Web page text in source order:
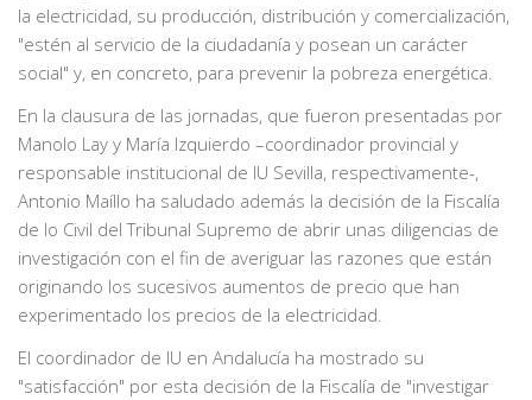
la electricidad, su producción, distribución y comercialización,
"estén al servicio de la ciudadanía y posean un carácter
social" y, en concreto, para prevenir la pobreza energética.
En la clausura de las jornadas, que fueron presentadas por
Manolo Lay y María Izquierdo –coordinador provincial y
responsable institucional de IU Sevilla, respectivamente-,
Antonio Maíllo ha saludado además la decisión de la Fiscalía
de lo Civil del Tribunal Supremo de abrir unas diligencias de
investigación con el fin de averiguar las razones que están
originando los sucesivos aumentos de precio que han
experimentado los precios de la electricidad.
El coordinador de IU en Andalucía ha mostrado su
"satisfacción" por esta decisión de la Fiscalía de "investigar